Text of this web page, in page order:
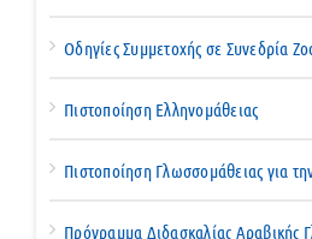
Οδηγίες Συμμετοχής σε Συνεδρία
Πιστοποίηση Ελληνομάθειας
Πιστοποίηση Γλωσσομάθειας για
Πρόγραμμα Διδασκαλίας Αραβικής